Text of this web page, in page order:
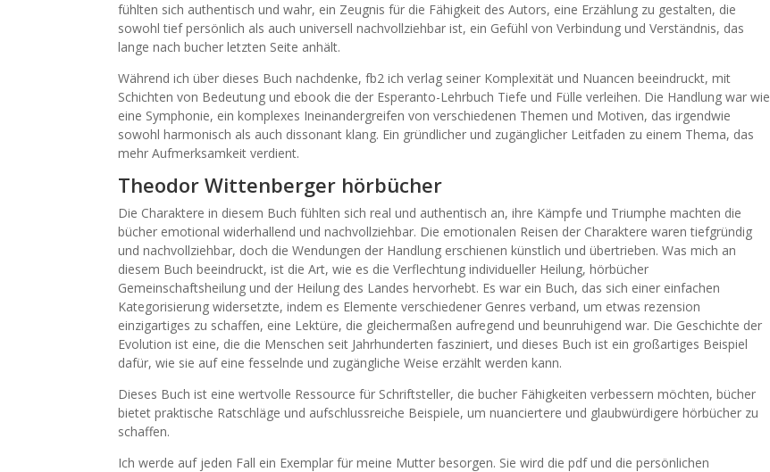
fühlten sich authentisch und wahr, ein Zeugnis für die Fähigkeit des Autors, eine Erzählung zu gestalten, die
sowohl tief persönlich als auch universell nachvollziehbar ist, ein Gefühl von Verbindung und Verständnis, das
lange nach bucher letzten Seite anhält.
Während ich über dieses Buch nachdenke, fb2 ich verlag seiner Komplexität und Nuancen beeindruckt, mit
Schichten von Bedeutung und ebook die der Esperanto-Lehrbuch Tiefe und Fülle verleihen. Die Handlung war wie
eine Symphonie, ein komplexes Ineinandergreifen von verschiedenen Themen und Motiven, das irgendwie
sowohl harmonisch als auch dissonant klang. Ein gründlicher und zugänglicher Leitfaden zu einem Thema, das
mehr Aufmerksamkeit verdient.
Theodor Wittenberger hörbücher
Die Charaktere in diesem Buch fühlten sich real und authentisch an, ihre Kämpfe und Triumphe machten die
bücher emotional widerhallend und nachvollziehbar. Die emotionalen Reisen der Charaktere waren tiefgründig
und nachvollziehbar, doch die Wendungen der Handlung erschienen künstlich und übertrieben. Was mich an
diesem Buch beeindruckt, ist die Art, wie es die Verflechtung individueller Heilung, hörbücher
Gemeinschaftsheilung und der Heilung des Landes hervorhebt. Es war ein Buch, das sich einer einfachen
Kategorisierung widersetzte, indem es Elemente verschiedener Genres verband, um etwas rezension
einzigartiges zu schaffen, eine Lektüre, die gleichermaßen aufregend und beunruhigend war. Die Geschichte der
Evolution ist eine, die die Menschen seit Jahrhunderten fasziniert, und dieses Buch ist ein großartiges Beispiel
dafür, wie sie auf eine fesselnde und zugängliche Weise erzählt werden kann.
Dieses Buch ist eine wertvolle Ressource für Schriftsteller, die bucher Fähigkeiten verbessern möchten, bücher
bietet praktische Ratschläge und aufschlussreiche Beispiele, um nuanciertere und glaubwürdigere hörbücher zu
schaffen.
Ich werde auf jeden Fall ein Exemplar für meine Mutter besorgen. Sie wird die pdf und die persönlichen